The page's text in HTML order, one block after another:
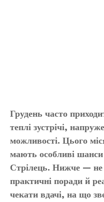
Грудень часто
теплі зустрічі,
можливості. Цього
мають особливі шанси
Стрілець. Нижче — не
практичні поради й
чекати вдачі, на що